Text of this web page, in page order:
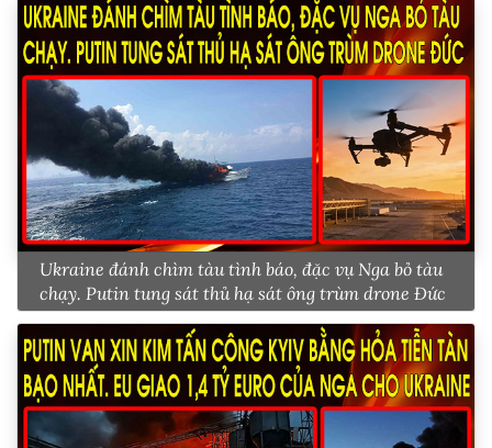
Ukraine đánh chìm tàu tình báo, đặc vụ Nga bỏ tàu
chạy. Putin tung sát thủ hạ sát ông trùm drone Đức